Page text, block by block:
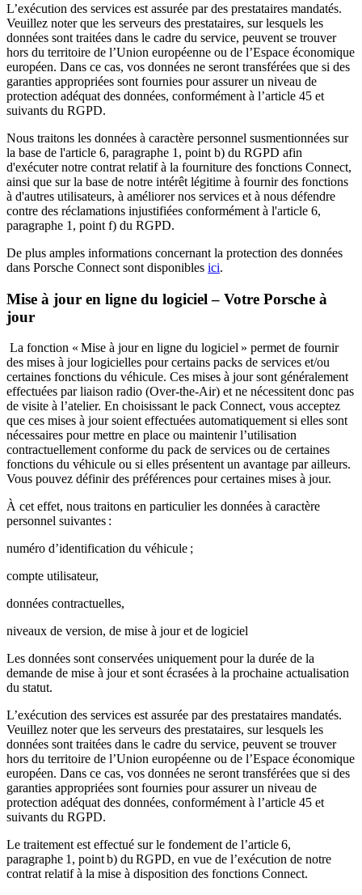
L’exécution des services est assurée par des prestataires mandatés.
Veuillez noter que les serveurs des prestataires, sur lesquels les
données sont traitées dans le cadre du service, peuvent se trouver
hors du territoire de l’Union européenne ou de l’Espace économique
européen. Dans ce cas, vos données ne seront transférées que si des
garanties appropriées sont fournies pour assurer un niveau de
protection adéquat des données, conformément à l’article 45 et
suivants du RGPD.
Nous traitons les données à caractère personnel susmentionnées sur
la base de l'article 6, paragraphe 1, point b) du RGPD afin
d'exécuter notre contrat relatif à la fourniture des fonctions Connect,
ainsi que sur la base de notre intérêt légitime à fournir des fonctions
à d'autres utilisateurs, à améliorer nos services et à nous défendre
contre des réclamations injustifiées conformément à l'article 6,
paragraphe 1, point f) du RGPD.
De plus amples informations concernant la protection des données
dans Porsche Connect sont disponibles ici.
Mise à jour en ligne du logiciel – Votre Porsche à
jour
La fonction « Mise à jour en ligne du logiciel » permet de fournir
des mises à jour logicielles pour certains packs de services et/ou
certaines fonctions du véhicule. Ces mises à jour sont généralement
effectuées par liaison radio (Over-the-Air) et ne nécessitent donc pas
de visite à l’atelier. En choisissant le pack Connect, vous acceptez
que ces mises à jour soient effectuées automatiquement si elles sont
nécessaires pour mettre en place ou maintenir l’utilisation
contractuellement conforme du pack de services ou de certaines
fonctions du véhicule ou si elles présentent un avantage par ailleurs.
Vous pouvez définir des préférences pour certaines mises à jour.
À cet effet, nous traitons en particulier les données à caractère
personnel suivantes :
numéro d’identification du véhicule ;
compte utilisateur,
données contractuelles,
niveaux de version, de mise à jour et de logiciel
Les données sont conservées uniquement pour la durée de la
demande de mise à jour et sont écrasées à la prochaine actualisation
du statut.
L’exécution des services est assurée par des prestataires mandatés.
Veuillez noter que les serveurs des prestataires, sur lesquels les
données sont traitées dans le cadre du service, peuvent se trouver
hors du territoire de l’Union européenne ou de l’Espace économique
européen. Dans ce cas, vos données ne seront transférées que si des
garanties appropriées sont fournies pour assurer un niveau de
protection adéquat des données, conformément à l’article 45 et
suivants du RGPD.
Le traitement est effectué sur le fondement de l’article 6,
paragraphe 1, point b) du RGPD, en vue de l’exécution de notre
contrat relatif à la mise à disposition des fonctions Connect.